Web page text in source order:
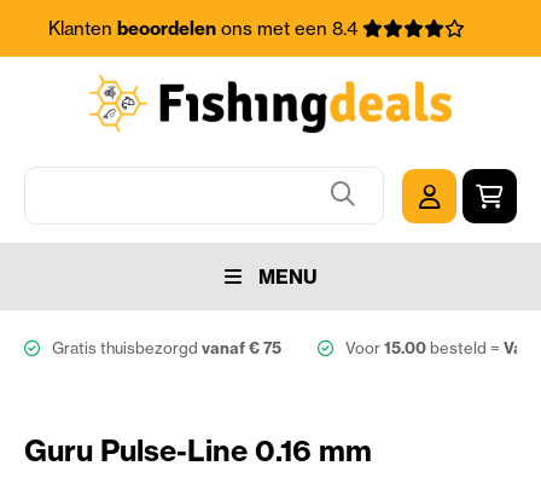
Klanten beoordelenons met een 8.4
MENU
Gratis thuisbezorgd vanaf € 75 Voor15.00besteld =
Guru Pulse-Line 0.16 mm